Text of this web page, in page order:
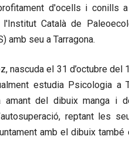
d'ocells i conills
Català de
amb seu a Tarragona.
, nascuda el 31 d’octubre del
estudia Psicologia a
amant del dibuix manga i
reptant les
amb el dibuix també